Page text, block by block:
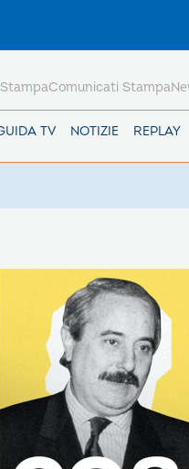
TV NOTIZIE REPLAY
Comunicati Stampa